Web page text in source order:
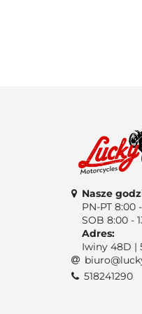
Nasze
PN-PT 8:00
SOB 8:00 -
Adres:
Iwiny 48D |
518241290